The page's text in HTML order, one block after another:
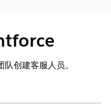
创建客服人员。